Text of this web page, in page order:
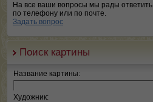
На все ваши вопросы мы рады ответить
по телефону или по почте.
Задать вопрос
Поиск картины
Название картины:
Художник: